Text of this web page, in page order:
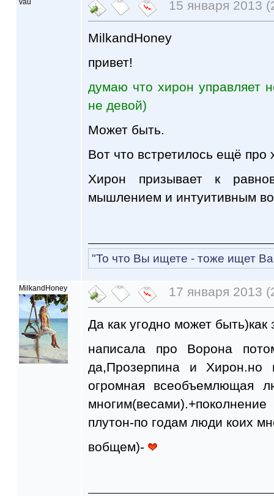
vau 15 января 2013
MilkandHoney
привет!
думаю что хирон управляет
не девой)
Может быть.
Вот что встретилось ещё про
Хирон призывает к
мышлением и интуитивным
"То что Вы ищете - тоже ищет
MilkandHoney 17 января 2013
Да как угодно может быть)как
написала про Ворона
да,Прозерпина и
огромная всеобъемлющая
плутон-по годам люди коих
вобщем)-